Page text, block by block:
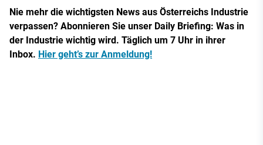
Nie mehr die wichtigsten News aus Österreichs Industrie
verpassen? Abonnieren Sie unser Daily Briefing: Was in
der Industrie wichtig wird. Täglich um 7 Uhr in ihrer
Inbox. Hier geht’s zur Anmeldung!